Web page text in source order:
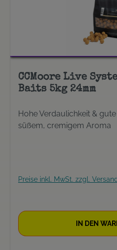
CCMoore Live
Baits 5kg 24mm
Hohe Verdaulichkeit &
süßem, cremigem Aroma
Preise inkl. MwSt. zzgl.
IN DEN